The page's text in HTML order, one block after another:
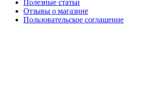
Полезные статьи
Отзывы о магазине
Пользовательское соглашение